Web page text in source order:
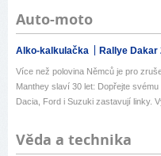
Auto-moto
Alko-kalkulačka Rallye Dakar
Více než polovina Němců je pro
Manthey slaví 30 let: Dopřejte
Dacia, Ford i Suzuki zastavují linky.
Věda a technika